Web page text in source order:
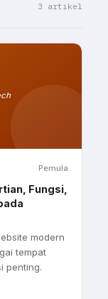
3 artikel
Pemula
Fungsi,
modern
tempat
penting.